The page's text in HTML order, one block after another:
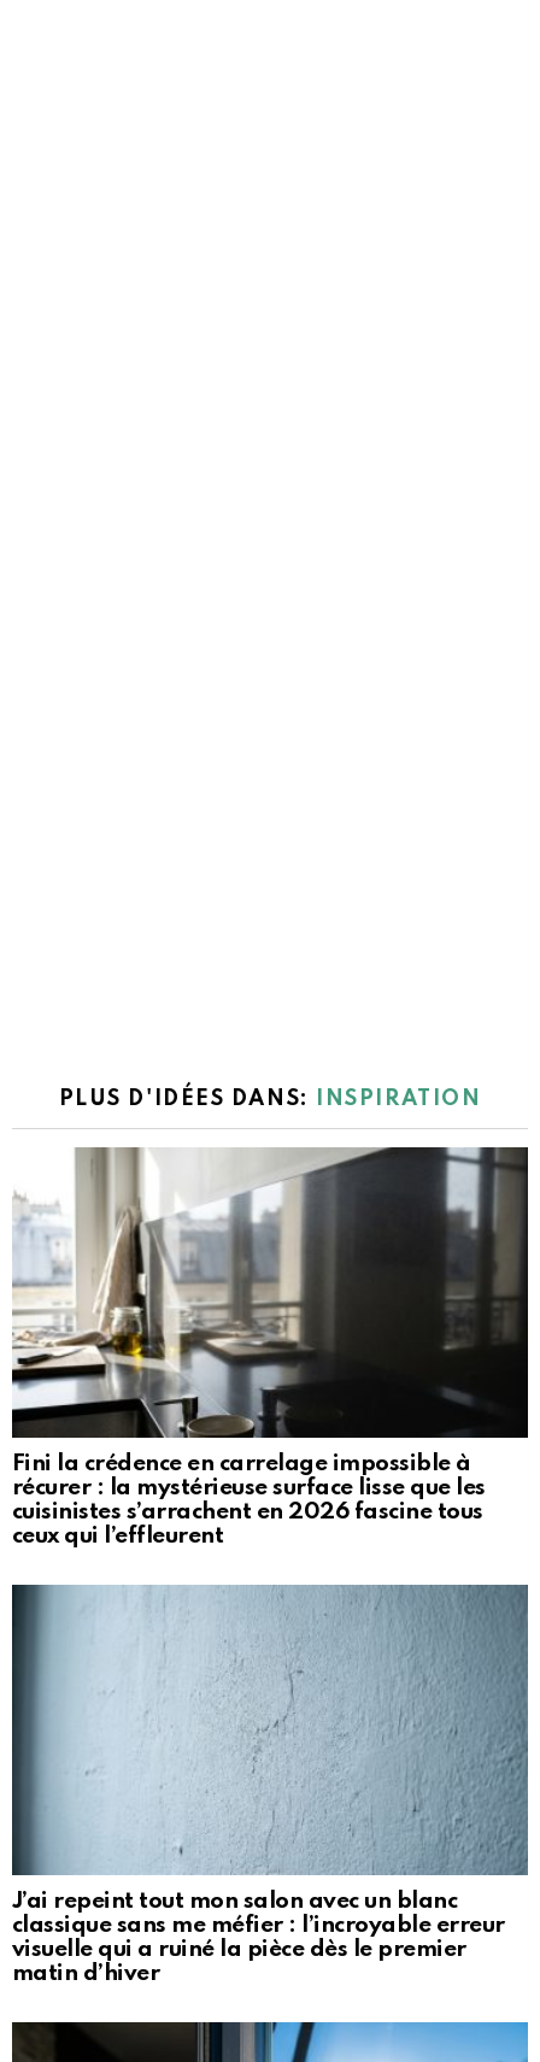
PLUS D'IDÉES DANS: INSPIRATION
Fini la crédence en carrelage impossible à
récurer : la mystérieuse surface lisse que les
cuisinistes s’arrachent en 2026 fascine tous
ceux qui l’effleurent
J’ai repeint tout mon salon avec un blanc
classique sans me méfier : l’incroyable erreur
visuelle qui a ruiné la pièce dès le premier
matin d’hiver